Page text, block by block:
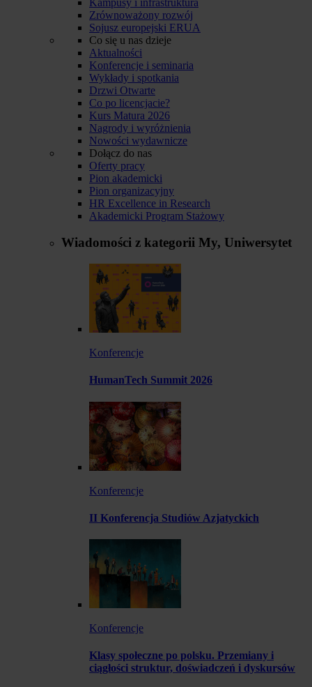
Zrównoważony rozwój
Sojusz europejski ERUA
Co się u nas dzieje
Aktualności
Konferencje i seminaria
Wykłady i spotkania
Drzwi Otwarte
Co po licencjacie?
Kurs Matura 2026
Nagrody i wyróżnienia
Nowości wydawnicze
Dołącz do nas
Oferty pracy
Pion akademicki
Pion organizacyjny
HR Excellence in Research
Akademicki Program Stażowy
Wiadomości z kategorii My, Uniwersytet
Konferencje
HumanTech Summit 2026
Konferencje
II Konferencja Studiów Azjatyckich
Konferencje
Klasy społeczne po polsku. Przemiany i
ciągłości struktur, doświadczeń i dyskursów